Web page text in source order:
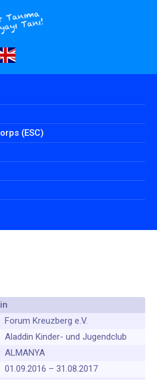
Our
English
(ESC)
Forum Kreuzberg e.V.
Aladdin Kinder- und Jugendclub
ALMANYA
01.09.2016 – 31.08.2017